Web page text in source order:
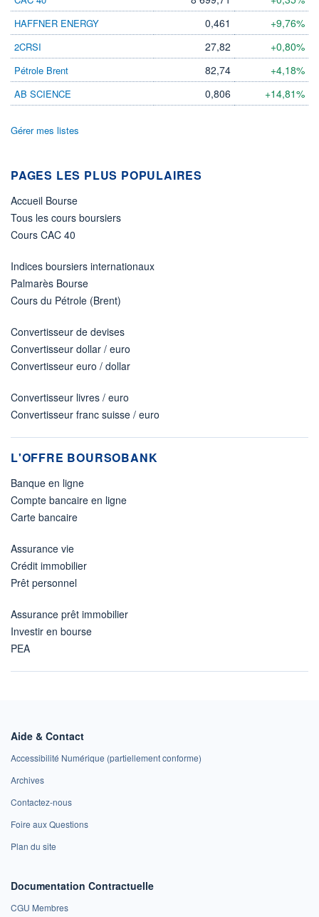
LIMITE À LA
BAISSE
0,000
LIMITE À LA
ESTIMÉ 2026
PER ESTIMÉ
2026
DERNIER
DIVIDENDE DERNIER
Non éligible
HAFFNER ENERGY 0,461 +9,76%
2CRSI 27,82 +0,80%
Pétrole Brent 82,74 +4,18%
AB SCIENCE 0,806 +14,81%
Gérer mes listes
PAGES LES PLUS POPULAIRES
Accueil Bourse
Tous les cours boursiers
Cours CAC 40
Indices boursiers internationaux
Palmarès Bourse
Cours du Pétrole (Brent)
Convertisseur de devises
Convertisseur dollar / euro
Convertisseur euro / dollar
Convertisseur livres / euro
Convertisseur franc suisse / euro
L'OFFRE BOURSOBANK
Banque en ligne
Compte bancaire en ligne
Carte bancaire
Assurance vie
Crédit immobilier
Prêt personnel
Assurance prêt immobilier
Investir en bourse
PEA
Aide & Contact
Accessibilité Numérique (partiellement conforme)
Archives
Contactez-nous
Foire aux Questions
Plan du site
Documentation Contractuelle
CGU Membres